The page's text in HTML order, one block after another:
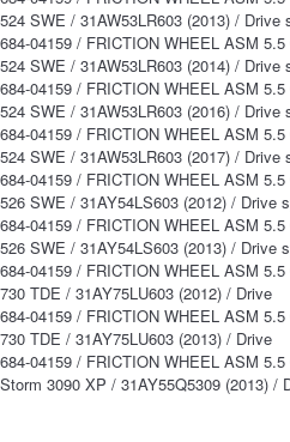
524 SWE / 31AW53LR603 (2013) / Drive
684-04159 / FRICTION WHEEL ASM
524 SWE / 31AW53LR603 (2014) / Drive
684-04159 / FRICTION WHEEL ASM
524 SWE / 31AW53LR603 (2016) / Drive
684-04159 / FRICTION WHEEL ASM
524 SWE / 31AW53LR603 (2017) /
684-04159 / FRICTION WHEEL ASM
526 SWE / 31AY54LS603 (2012) / Drive
684-04159 / FRICTION WHEEL ASM
526 SWE / 31AY54LS603 (2013) / Drive
684-04159 / FRICTION WHEEL ASM
730 TDE / 31AY75LU603 (2012) / Drive
684-04159 / FRICTION WHEEL ASM
730 TDE / 31AY75LU603 (2013) / Drive
684-04159 / FRICTION WHEEL ASM
Storm 3090 XP / 31AY55Q5309 (2013) /